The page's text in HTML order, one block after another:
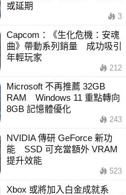
或延期
3
Capcom：《生化危機：安魂
曲》帶動系列銷量 成功吸引
年輕玩家
212
Microsoft 不再推薦 32GB
RAM Windows 11 重點轉向
8GB 記憶體優化
243
NVIDIA 傳研 GeForce 新功
能 SSD 可充當額外 VRAM
提升效能
523
Xbox 或將加入白金成就系